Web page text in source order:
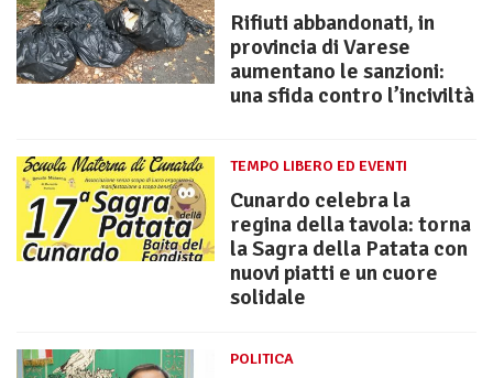
Rifiuti abbandonati, in
provincia di Varese
aumentano le sanzioni:
una sfida contro l’inciviltà
TEMPO LIBERO ED EVENTI
Cunardo celebra la
regina della tavola: torna
la Sagra della Patata con
nuovi piatti e un cuore
solidale
POLITICA